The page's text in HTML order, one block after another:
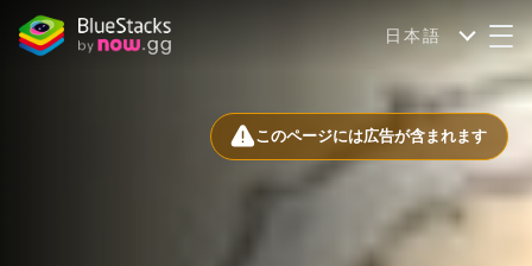
日本語
このページには広告が含まれます